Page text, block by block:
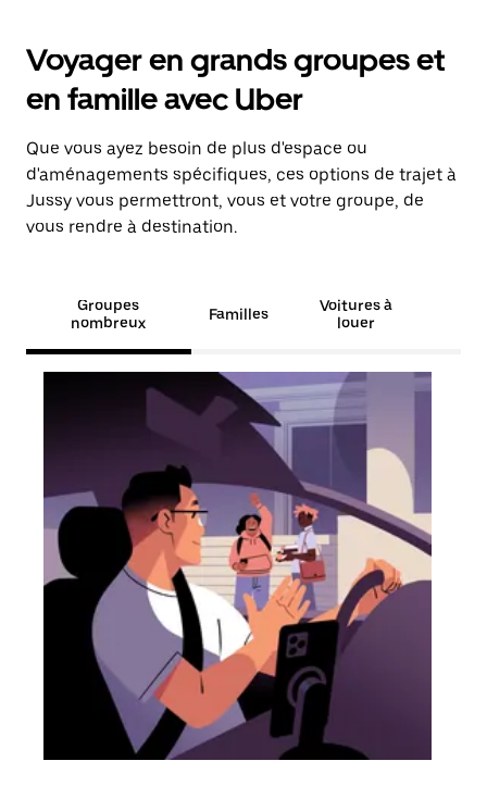
Voyager en grands groupes et
en famille avec Uber
Que vous ayez besoin de plus d'espace ou
d'aménagements spécifiques, ces options de trajet à
Jussy vous permettront, vous et votre groupe, de
vous rendre à destination.
Groupes
nombreux
Familles
Voitures à
louer